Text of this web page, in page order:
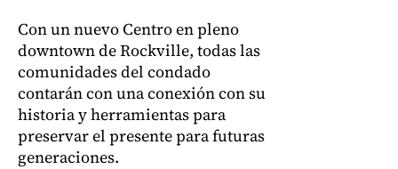
Con un nuevo Centro en pleno
downtown de Rockville, todas las
comunidades del condado
contarán con una conexión con su
historia y herramientas para
preservar el presente para futuras
generaciones.